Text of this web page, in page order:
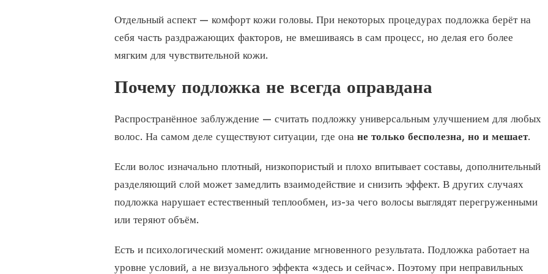
Отдельный аспект — комфорт кожи головы. При некоторых процедурах подложка берёт на
себя часть раздражающих факторов, не вмешиваясь в сам процесс, но делая его более
мягким для чувствительной кожи.
Почему подложка не всегда оправдана
Распространённое заблуждение — считать подложку универсальным улучшением для любых
волос. На самом деле существуют ситуации, где она не только бесполезна, но и мешает.
Если волос изначально плотный, низкопористый и плохо впитывает составы, дополнительный
разделяющий слой может замедлить взаимодействие и снизить эффект. В других случаях
подложка нарушает естественный теплообмен, из-за чего волосы выглядят перегруженными
или теряют объём.
Есть и психологический момент: ожидание мгновенного результата. Подложка работает на
уровне условий, а не визуального эффекта «здесь и сейчас». Поэтому при неправильных